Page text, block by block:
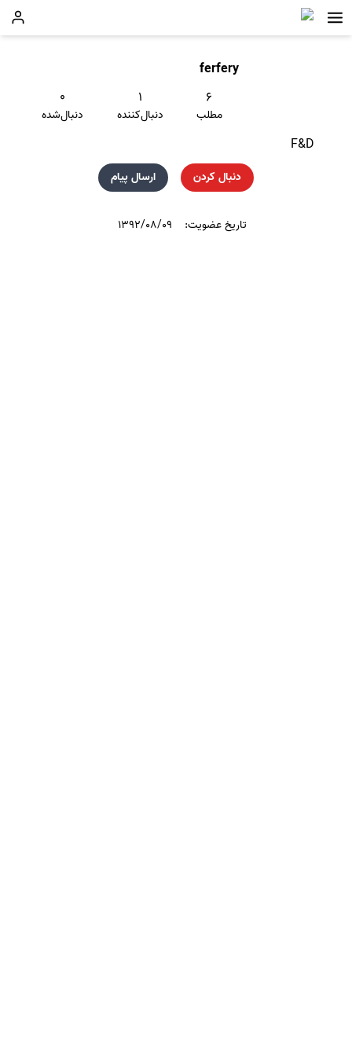
ferfery
۶
مطلب
۱
دنبال‌کننده
۰
دنبال‌شده
F&D
دنبال کردن ارسال پیام
تاریخ عضویت: ۱۳۹۲/۰۸/۰۹